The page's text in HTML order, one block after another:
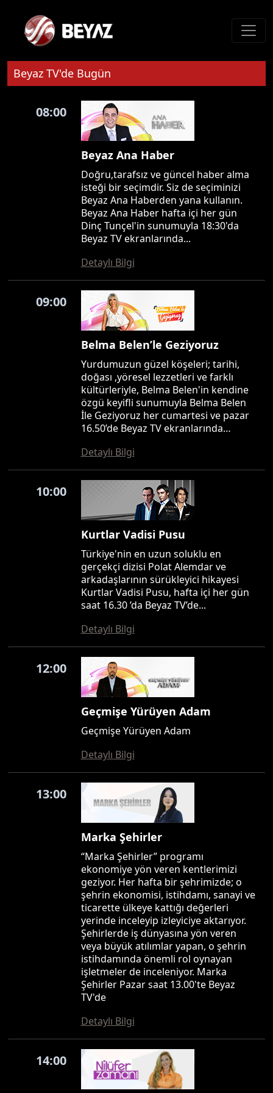
Beyaz TV'de Bugün
08:00
Beyaz Ana Haber
Doğru,tarafsız ve güncel haber alma
isteği bir seçimdir. Siz de seçiminizi
Beyaz Ana Haberden yana kullanın.
Beyaz Ana Haber hafta içi her gün
Dinç Tunçel'in sunumuyla 18:30'da
Beyaz TV ekranlarında...
Detaylı Bilgi
09:00
Belma Belen’le Geziyoruz
Yurdumuzun güzel köşeleri; tarihi,
doğası ,yöresel lezzetleri ve farklı
kültürleriyle, Belma Belen'in kendine
özgü keyifli sunumuyla Belma Belen
İle Geziyoruz her cumartesi ve pazar
16.50’de Beyaz TV ekranlarında…
Detaylı Bilgi
10:00
Kurtlar Vadisi Pusu
Türkiye'nin en uzun soluklu en
gerçekçi dizisi Polat Alemdar ve
arkadaşlarının sürükleyici hikayesi
Kurtlar Vadisi Pusu, hafta içi her gün
saat 16.30 ’da Beyaz TV’de...
Detaylı Bilgi
12:00
Geçmişe Yürüyen Adam
Geçmişe Yürüyen Adam
Detaylı Bilgi
13:00
Marka Şehirler
“Marka Şehirler” programı
ekonomiye yön veren kentlerimizi
geziyor. Her hafta bir şehrimizde; o
şehrin ekonomisi, istihdamı, sanayi ve
ticarette ülkeye kattığı değerleri
yerinde inceleyip izleyiciye aktarıyor.
Şehirlerde iş dünyasına yön veren
veya büyük atılımlar yapan, o şehrin
istihdamında önemli rol oynayan
işletmeler de inceleniyor. Marka
Şehirler Pazar saat 13.00'te Beyaz
TV'de
Detaylı Bilgi
14:00